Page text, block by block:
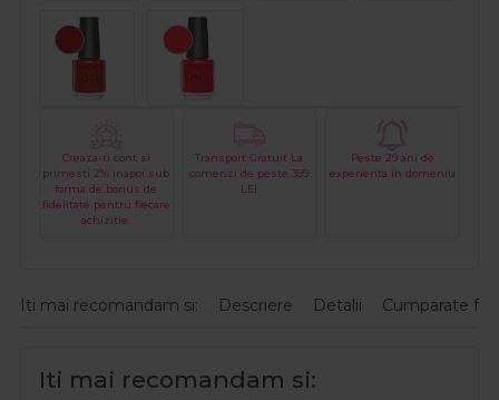
Creaza-ti cont si
primesti 2% inapoi sub
forma de bonus de
fidelitate pentru fiecare
achizitie.
Transport Gratuit La
comenzi de peste 399
LEI
Peste 29 ani de
experienta in domeniu
Iti mai recomandam si: Descriere Detalii Cumparate
Iti mai recomandam si: